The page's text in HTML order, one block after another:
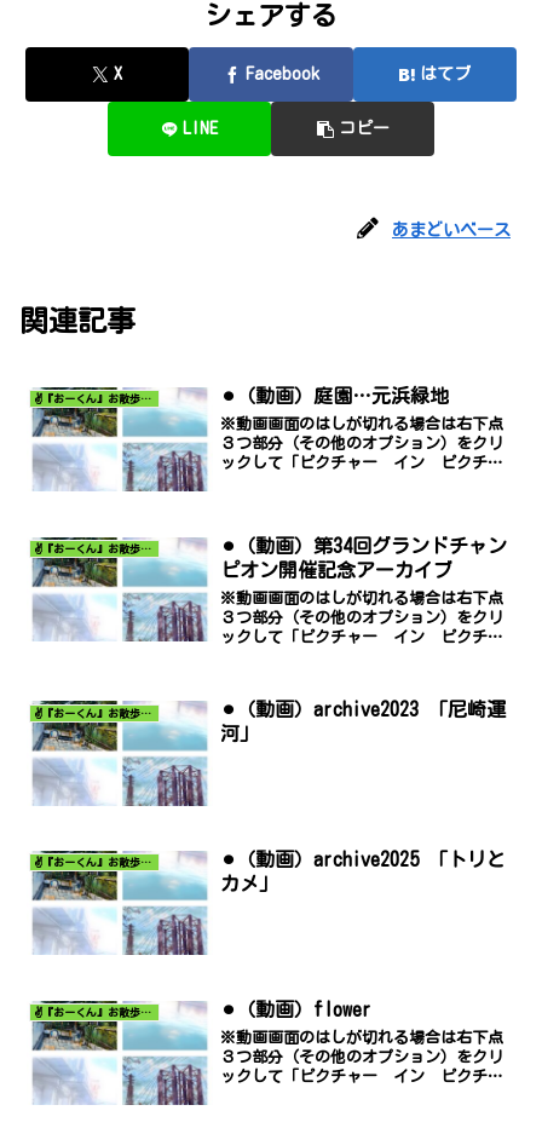
シェアする
X Facebook はてブ
LINE コピー
あまどいベース
関連記事
✌️『おーくん』お散歩日記〜どんな出会いがあるだろう〜 ⚫︎（動画）庭園…元浜緑地
※動画画面のはしが切れる場合は右下点
３つ部分（その他のオプション）をクリ
ックして「ピクチャー イン ピクチャ
✌️『おーくん』お散歩日記〜どんな出会いがあるだろう〜
⚫︎（動画）第34回グランドチャン
ピオン開催記念アーカイブ
※動画画面のはしが切れる場合は右下点
３つ部分（その他のオプション）をクリ
ックして「ピクチャー イン ピクチャ
✌️『おーくん』お散歩日記〜どんな出会いがあるだろう〜
⚫︎（動画）archive2023 「尼崎運
河」
✌️『おーくん』お散歩日記〜どんな出会いがあるだろう〜
⚫︎（動画）archive2025 「トリと
カメ」
✌️『おーくん』お散歩日記〜どんな出会いがあるだろう〜 ⚫︎（動画）flower
※動画画面のはしが切れる場合は右下点
３つ部分（その他のオプション）をクリ
ックして「ピクチャー イン ピクチャ